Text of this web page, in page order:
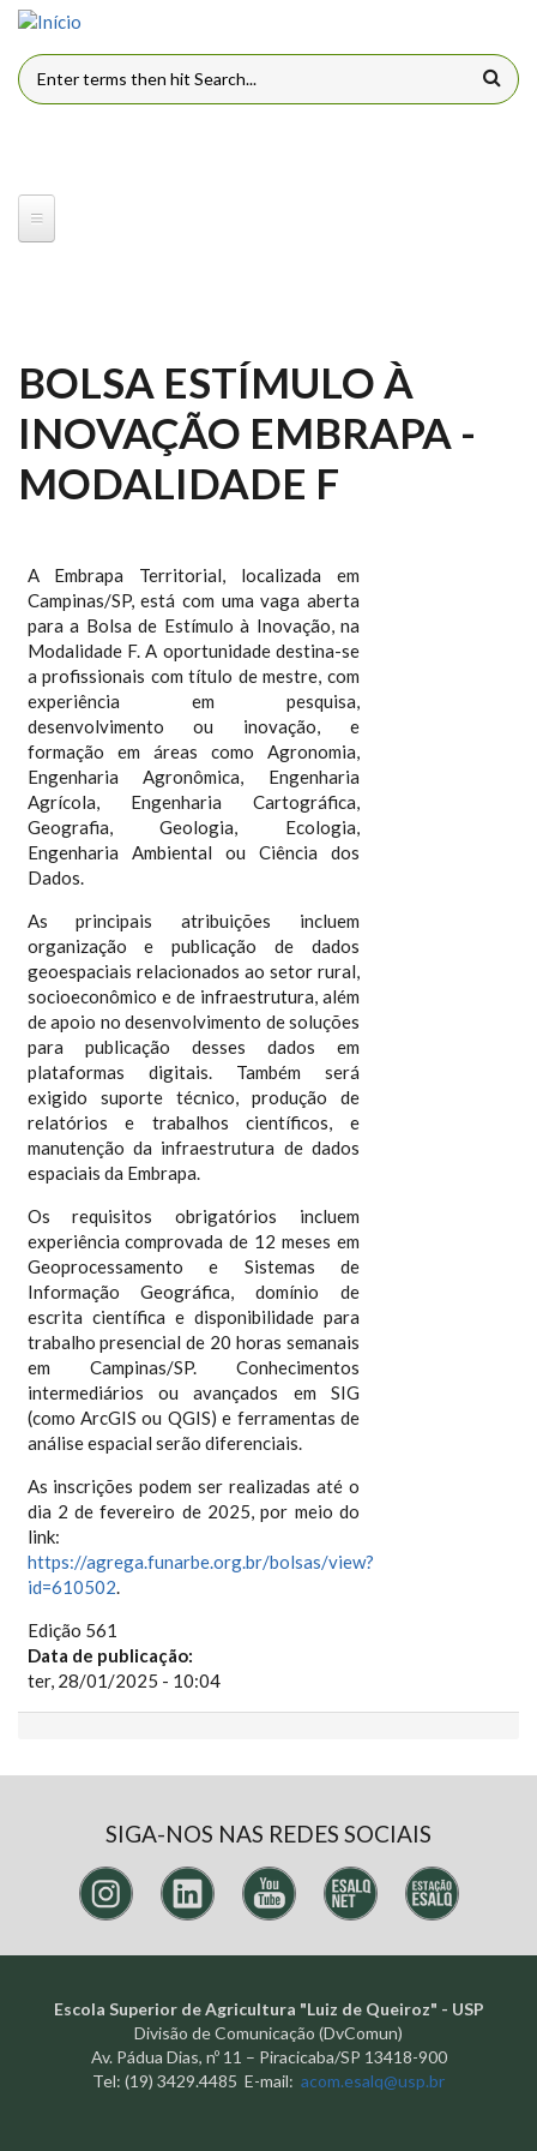
Pular para o conteúdo principal
FORMULÁRIO DE BUSCA
BOLSA ESTÍMULO À
INOVAÇÃO EMBRAPA -
MODALIDADE F
A Embrapa Territorial, localizada em
Campinas/SP, está com uma vaga aberta
para a Bolsa de Estímulo à Inovação, na
Modalidade F. A oportunidade destina-se
a profissionais com título de mestre, com
experiência em pesquisa,
desenvolvimento ou inovação, e
formação em áreas como Agronomia,
Engenharia Agronômica, Engenharia
Agrícola, Engenharia Cartográfica,
Geografia, Geologia, Ecologia,
Engenharia Ambiental ou Ciência dos
Dados.
As principais atribuições incluem
organização e publicação de dados
geoespaciais relacionados ao setor rural,
socioeconômico e de infraestrutura, além
de apoio no desenvolvimento de soluções
para publicação desses dados em
plataformas digitais. Também será
exigido suporte técnico, produção de
relatórios e trabalhos científicos, e
manutenção da infraestrutura de dados
espaciais da Embrapa.
Os requisitos obrigatórios incluem
experiência comprovada de 12 meses em
Geoprocessamento e Sistemas de
Informação Geográfica, domínio de
escrita científica e disponibilidade para
trabalho presencial de 20 horas semanais
em Campinas/SP. Conhecimentos
intermediários ou avançados em SIG
(como ArcGIS ou QGIS) e ferramentas de
análise espacial serão diferenciais.
As inscrições podem ser realizadas até o
dia 2 de fevereiro de 2025, por meio do
link:
https://agrega.funarbe.org.br/bolsas/view?
id=610502.
Edição 561
Data de publicação:
ter, 28/01/2025 - 10:04
SIGA-NOS NAS REDES SOCIAIS
Escola Superior de Agricultura "Luiz de Queiroz" - USP
Divisão de Comunicação (DvComun)
Av. Pádua Dias, nº 11 – Piracicaba/SP 13418-900
Tel: (19) 3429.4485 E-mail: acom.esalq@usp.br